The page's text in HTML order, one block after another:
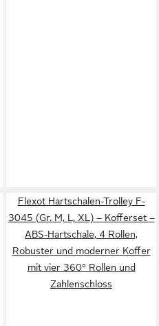
Flexot Hartschalen-Trolley F-
3045 (Gr. M, L, XL) – Kofferset –
ABS-Hartschale, 4 Rollen,
Robuster und moderner Koffer
mit vier 360° Rollen und
Zahlenschloss